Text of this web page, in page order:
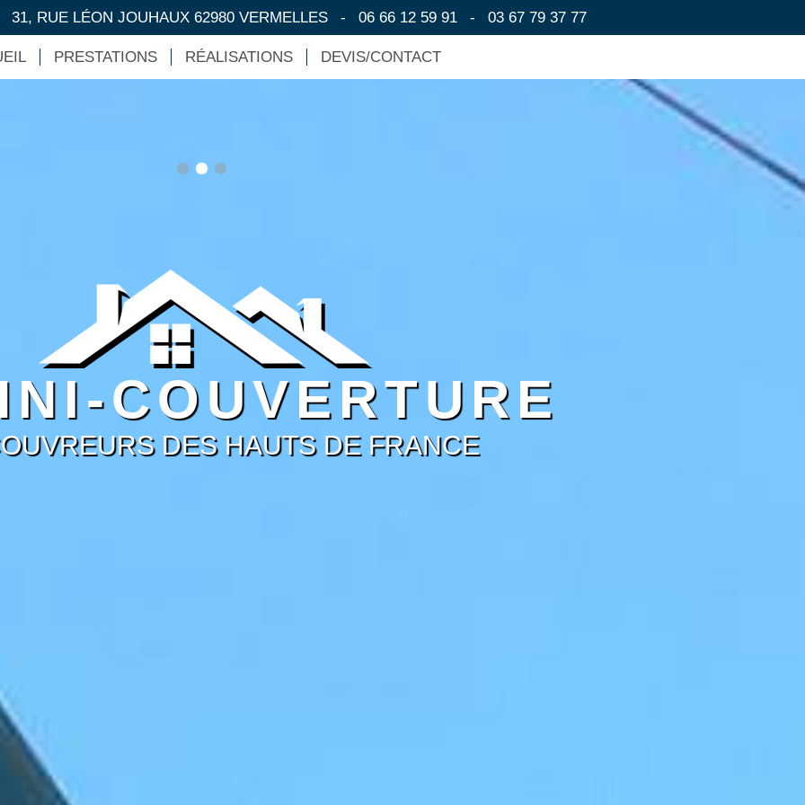
31, RUE LÉON JOUHAUX 62980 VERMELLES - 06 66 12 59 91 - 03 67 79 37 77
COUVERTURE
DES HAUTS DE FRANCE
PRESTATIONS RÉALISATIONS DEVIS/CONTACT